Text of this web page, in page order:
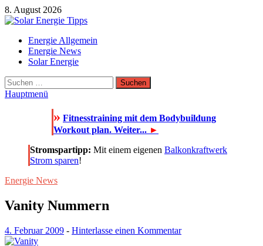
Zum
Inhalt
8. August 2026
Solar Energie Tipps
Solar Energie und Photovoltaik Informationen und Tipps
Energie Allgemein
Energie News
Solar Energie
Suchen
nach:
Hauptmenü
» Fitnesstraining mit dem Bodybuildung
Workout plan. Weiter... ►
Stromspartipp: Mit einem eigenen Balkonkraftwerk
Strom sparen!
Energie News
Vanity Nummern
4. Februar 2009 - Hinterlasse einen Kommentar